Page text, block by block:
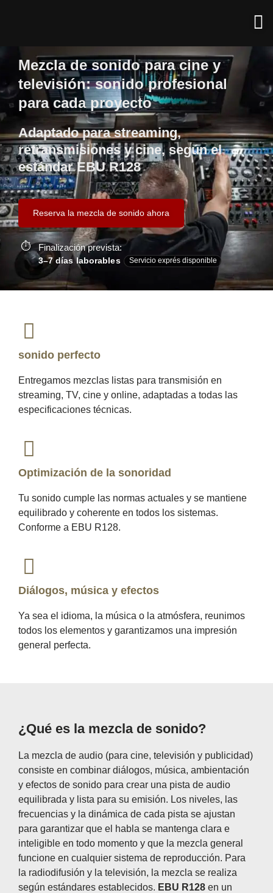
Mezcla de sonido para cine y
televisión: sonido profesional
para cada proyecto
Adaptado para streaming,
retransmisiones y cine, según el
estándar EBU R128
Reserva la mezcla de sonido ahora
Finalización prevista:
3–7 días laborables Servicio exprés disponible
sonido perfecto
Entregamos mezclas listas para transmisión en
streaming, TV, cine y online, adaptadas a todas las
especificaciones técnicas.
Optimización de la sonoridad
Tu sonido cumple las normas actuales y se mantiene
equilibrado y coherente en todos los sistemas.
Conforme a EBU R128.
Diálogos, música y efectos
Ya sea el idioma, la música o la atmósfera, reunimos
todos los elementos y garantizamos una impresión
general perfecta.
¿Qué es la mezcla de sonido?
La mezcla de audio (para cine, televisión y publicidad)
consiste en combinar diálogos, música, ambientación
y efectos de sonido para crear una pista de audio
equilibrada y lista para su emisión. Los niveles, las
frecuencias y la dinámica de cada pista se ajustan
para garantizar que el habla se mantenga clara e
inteligible en todo momento y que la mezcla general
funcione en cualquier sistema de reproducción. Para
la radiodifusión y la televisión, la mezcla se realiza
según estándares establecidos. EBU R128 en un